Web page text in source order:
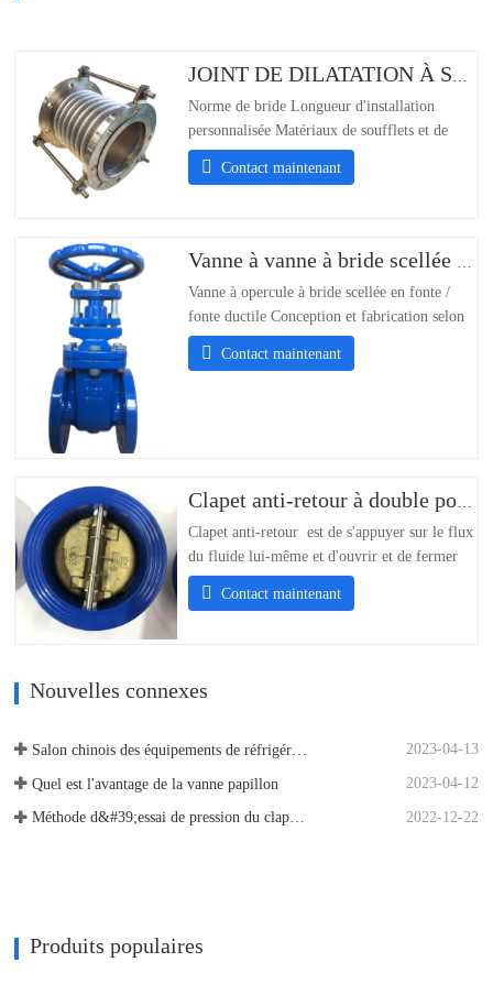
JOINT DE DILATATION À SOUFFLET
Norme de bride Longueur d'installation
personnalisée Matériaux de soufflets et de
boulons personnalisés : 304/316/321/310S ;-
Personnalisation des normes de bride ;-
boulons304/316/321/310S
Contact maintenant
Vanne à vanne à bride scellée en métal en fonte
Vanne à opercule à bride scellée en fonte /
fonte ductile Conception et fabrication selon
DIN3352 Brides PN16 selon EN1092-2/DIN
2501 PN10 & PN16 Face à face selon
Contact maintenant
Clapet anti-retour à double porte en bronze
Clapet anti-retour est de s'appuyer sur le flux
du fluide lui-même et d'ouvrir et de fermer
automatiquement disque de soupape , utilisé
pour empêcher la soupape de retour de fluide,
Contact maintenant
Nouvelles connexes
2023-04-13
Quel est l'avantage de la vanne papillon 2023-04-12
Méthode d&#39;essai de pression du clapet anti-retour 2022-12-22
Produits populaires